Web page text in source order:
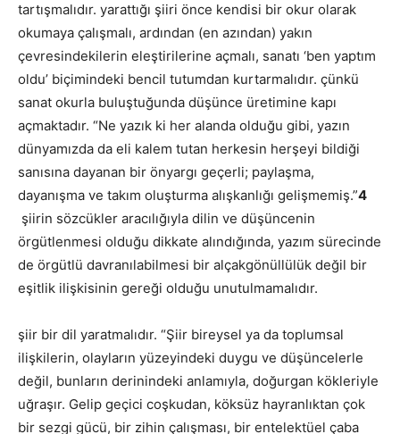
tartışmalıdır. yarattığı şiiri önce kendisi bir okur olarak
okumaya çalışmalı, ardından (en azından) yakın
çevresindekilerin eleştirilerine açmalı, sanatı ‘ben yaptım
oldu’ biçimindeki bencil tutumdan kurtarmalıdır. çünkü
sanat okurla buluştuğunda düşünce üretimine kapı
açmaktadır. “Ne yazık ki her alanda olduğu gibi, yazın
dünyamızda da eli kalem tutan herkesin herşeyi bildiği
sanısına dayanan bir önyargı geçerli; paylaşma,
dayanışma ve takım oluşturma alışkanlığı gelişmemiş.”4
şiirin sözcükler aracılığıyla dilin ve düşüncenin
örgütlenmesi olduğu dikkate alındığında, yazım sürecinde
de örgütlü davranılabilmesi bir alçakgönüllülük değil bir
eşitlik ilişkisinin gereği olduğu unutulmamalıdır.
şiir bir dil yaratmalıdır. “Şiir bireysel ya da toplumsal
ilişkilerin, olayların yüzeyindeki duygu ve düşüncelerle
değil, bunların derinindeki anlamıyla, doğurgan kökleriyle
uğraşır. Gelip geçici coşkudan, köksüz hayranlıktan çok
bir sezgi gücü, bir zihin çalışması, bir entelektüel çaba